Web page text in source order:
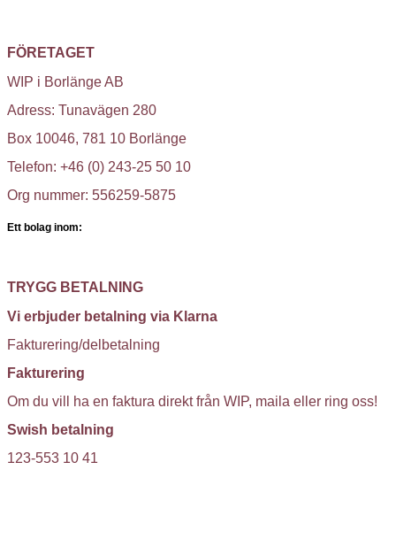
FÖRETAGET
WIP i Borlänge AB
Adress: Tunavägen 280
Box 10046, 781 10 Borlänge
Telefon: +46 (0) 243-25 50 10
Org nummer: 556259-5875
Ett bolag inom:
TRYGG BETALNING
Vi erbjuder betalning via Klarna
Fakturering/delbetalning
Fakturering
Om du vill ha en faktura direkt från WIP, maila eller ring oss!
Swish betalning
123-553 10 41